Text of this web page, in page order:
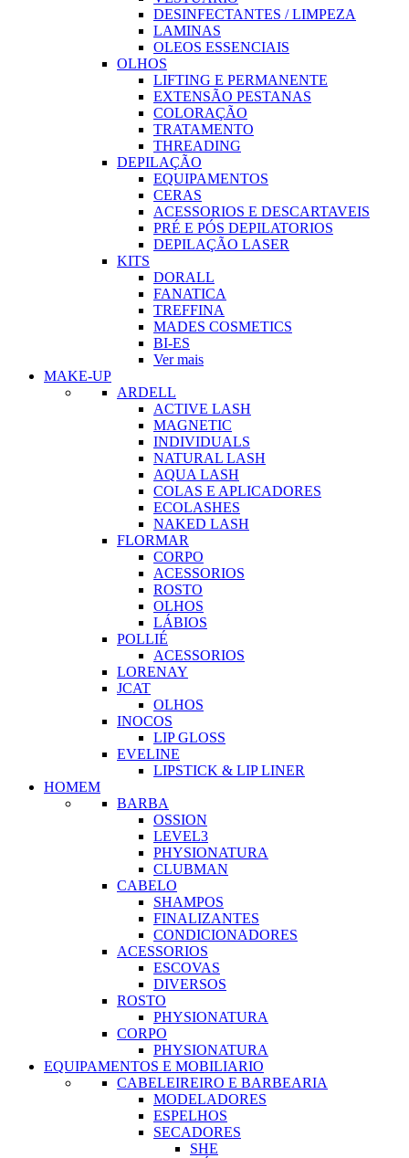
DESINFECTANTES / LIMPEZA
LAMINAS
OLEOS ESSENCIAIS
OLHOS
LIFTING E PERMANENTE
EXTENSÃO PESTANAS
COLORAÇÃO
TRATAMENTO
THREADING
DEPILAÇÃO
EQUIPAMENTOS
CERAS
ACESSORIOS E DESCARTAVEIS
PRÉ E PÓS DEPILATORIOS
DEPILAÇÃO LASER
KITS
DORALL
FANATICA
TREFFINA
MADES COSMETICS
BI-ES
Ver mais
MAKE-UP
ARDELL
ACTIVE LASH
MAGNETIC
INDIVIDUALS
NATURAL LASH
AQUA LASH
COLAS E APLICADORES
ECOLASHES
NAKED LASH
FLORMAR
CORPO
ACESSORIOS
ROSTO
OLHOS
LÁBIOS
POLLIÉ
ACESSORIOS
LORENAY
JCAT
OLHOS
INOCOS
LIP GLOSS
EVELINE
LIPSTICK & LIP LINER
HOMEM
BARBA
OSSION
LEVEL3
PHYSIONATURA
CLUBMAN
CABELO
SHAMPOS
FINALIZANTES
CONDICIONADORES
ACESSORIOS
ESCOVAS
DIVERSOS
ROSTO
PHYSIONATURA
CORPO
PHYSIONATURA
EQUIPAMENTOS E MOBILIARIO
CABELEIREIRO E BARBEARIA
MODELADORES
ESPELHOS
SECADORES
SHE